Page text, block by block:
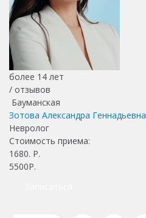
более 14 лет
/ отзывов
Бауманская
Зотова Александра Геннадьевна
Невролог
Стоимость приема:
1680. Р.
5500Р.